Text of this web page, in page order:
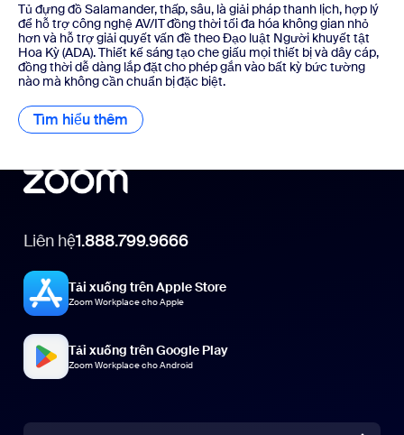
Tủ đựng đồ Salamander, thấp, sâu, là giải pháp thanh lịch, hợp lý
để hỗ trợ công nghệ AV/IT đồng thời tối đa hóa không gian nhỏ
hơn và hỗ trợ giải quyết vấn đề theo Đạo luật Người khuyết tật
Hoa Kỳ (ADA). Thiết kế sáng tạo che giấu mọi thiết bị và dây cáp,
đồng thời dễ dàng lắp đặt cho phép gắn vào bất kỳ bức tường
nào mà không cần chuẩn bị đặc biệt.
Tìm hiểu thêm Tìm hiểu thêm
Liên hệ1.888.799.9666
Tải xuống trên Apple Store
Zoom Workplace cho Apple
Tải xuống trên Google Play
Zoom Workplace cho Android